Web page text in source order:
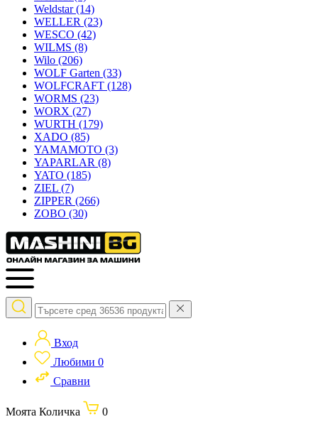
Weldstar(14)
WELLER (23)
WESCO (42)
WILMS (8)
Wilo (206)
WOLF Garten (33)
WOLFCRAFT (128)
WORMS (23)
WORX (27)
WURTH (179)
XADO (85)
YAMAMOTO (3)
YAPARLAR (8)
YATO (185)
ZIEL (7)
ZIPPER (266)
ZOBO (30)
Вход
Любими 0
Сравни
Моята Количка
0